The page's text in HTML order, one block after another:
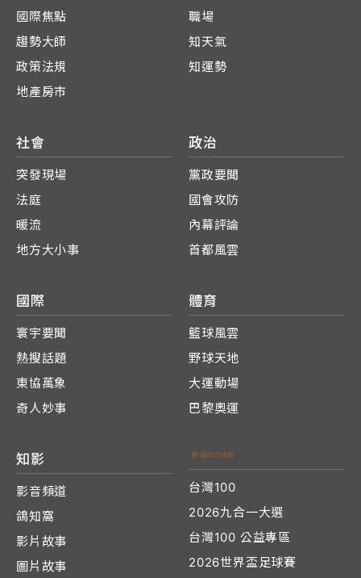
國際焦點
趨勢大師
政策法規
地產房市
職場
知天氣
知運勢
社會
突發現場
法庭
暖流
地方大小事
政治
黨政要聞
國會攻防
內幕評論
首都風雲
國際
寰宇要聞
熱搜話題
東協萬象
奇人妙事
體育
籃球風雲
野球天地
大運動場
巴黎奧運
知影
影音頻道
鴿知窩
影片故事
圖片故事
台灣100
2026九合一大選
台灣100 公益專區
2026世界盃足球賽